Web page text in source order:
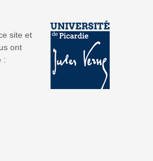
site et
ont
: